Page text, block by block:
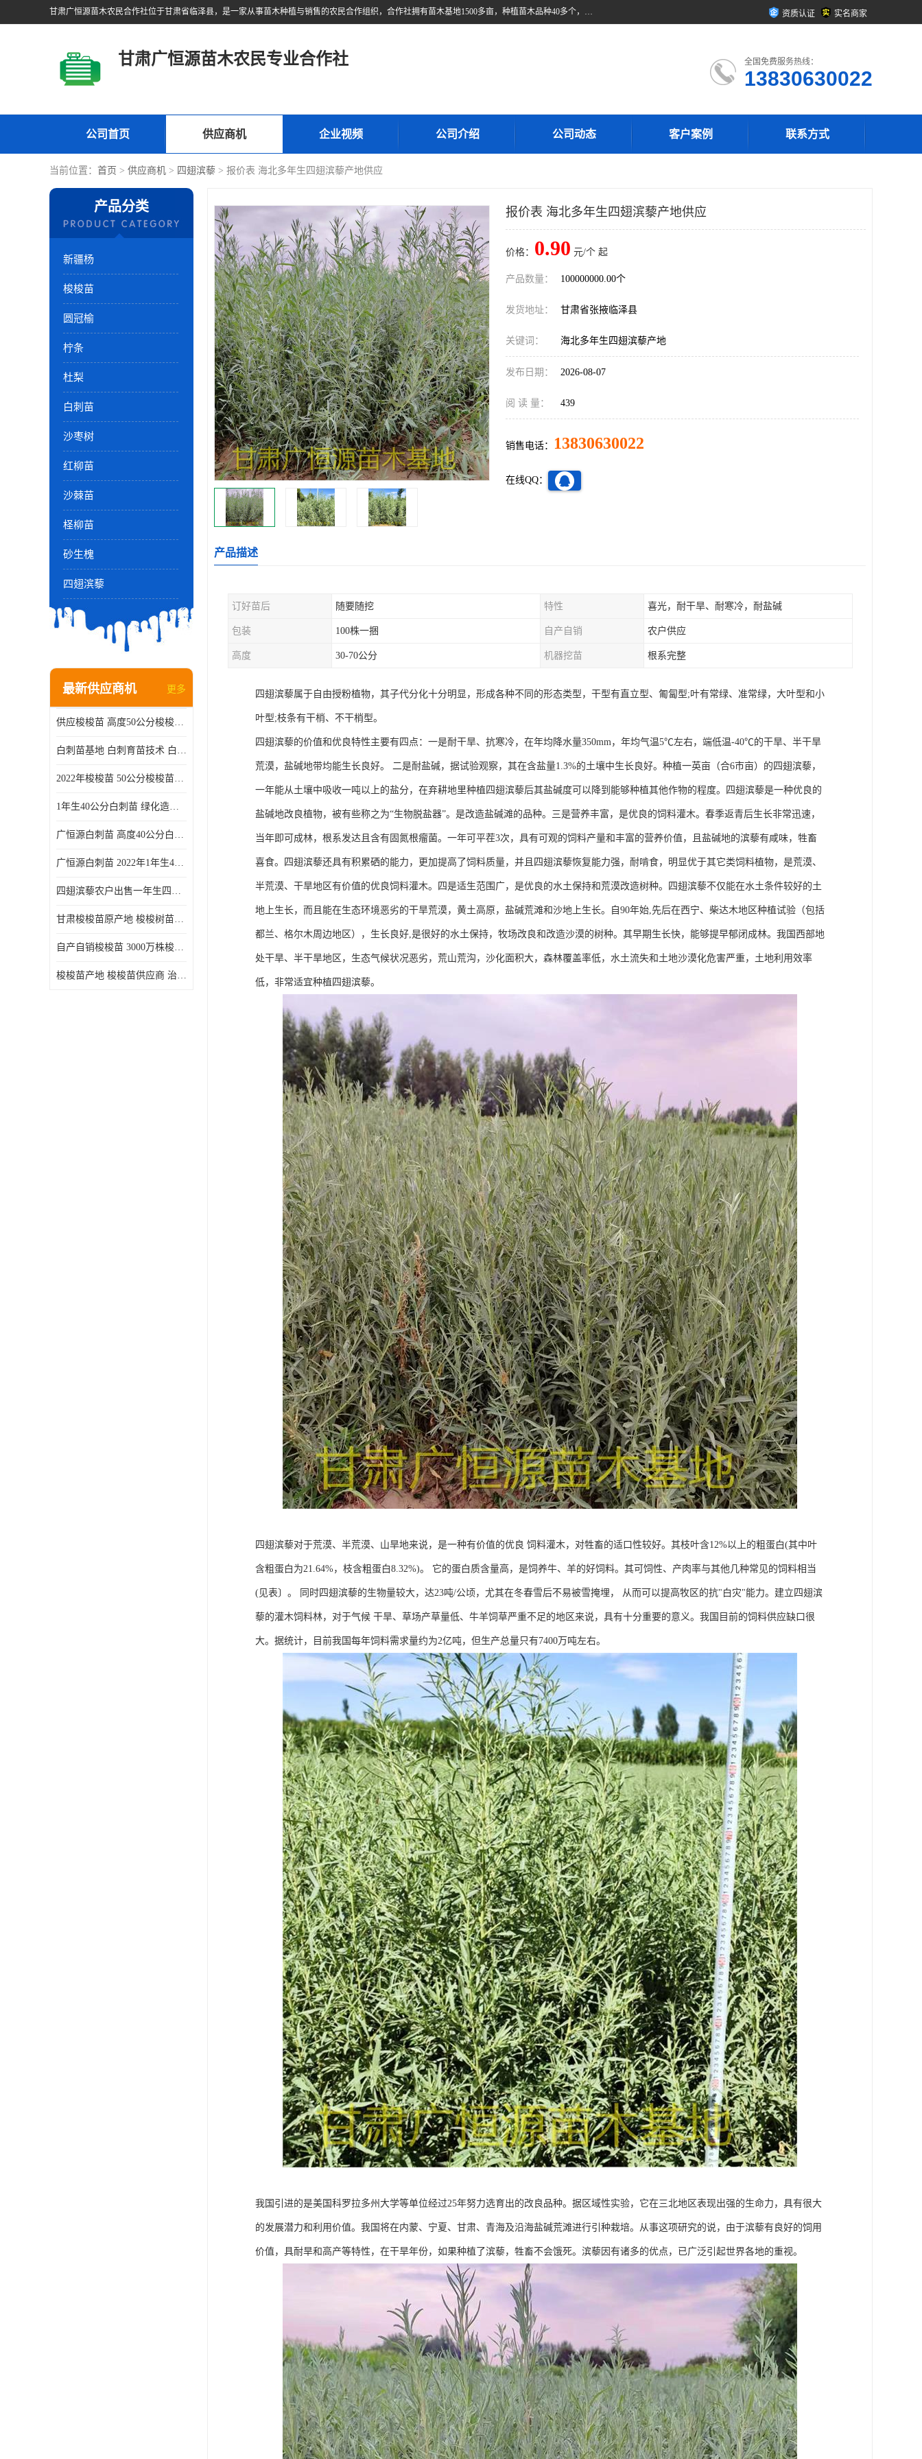
甘肃广恒源苗木农民合作社位于甘肃省临泽县，是一家从事苗木种植与销售的农民合作组织，合作社拥有苗木基地1500多亩，种植苗木品种40多个，年产各类苗木2000多万株。主营：白刺苗、红柳苗、梭梭苗等，我们以“种植一流的苗子，诚信经营”的经营理念，竭诚为每一位客户做优质的服务，欢迎来电咨询！ 资质认证 实名商家
甘肃广恒源苗木农民专业合作社 全国免费服务热线：
13830630022
公司首页 供应商机 企业视频 公司介绍 公司动态 客户案例 联系方式
当前位置： 首页 > 供应商机 > 四翅滨藜 > 报价表 海北多年生四翅滨藜产地供应
产品分类
新疆杨
梭梭苗
圆冠榆
柠条
杜梨
白刺苗
沙枣树
红柳苗
沙棘苗
柽柳苗
砂生槐
四翅滨藜
最新供应商机 更多
供应梭梭苗 高度50公分梭梭种苗基地 一手货源无中介
白刺苗基地 白刺育苗技术 白刺苗产地
2022年梭梭苗 50公分梭梭苗产地 沙漠绿化梭梭苗基地 提供技术
1年生40公分白刺苗 绿化造林白刺树苗
广恒源白刺苗 高度40公分白刺树苗
广恒源白刺苗 2022年1年生40公分白刺树苗
四翅滨藜农户出售一年生四翅滨藜各种规格四翅滨黎产地货源
甘肃梭梭苗原产地 梭梭树苗种植技术 梭梭种苗基地
自产自销梭梭苗 3000万株梭梭种苗供应 办理检疫全国发货
梭梭苗产地 梭梭苗供应商 治沙造林梭梭种苗 自产自销
报价表 海北多年生四翅滨藜产地供应
价格： 0.90 元/个 起
产品数量： 100000000.00个
发货地址： 甘肃省张掖临泽县
关键词： 海北多年生四翅滨藜产地
发布日期： 2026-08-07
阅 读 量： 439
销售电话： 13830630022
在线QQ：
产品描述
订好苗后 随要随挖 特性 喜光，耐干旱、耐寒冷，耐盐碱
包装 100株一捆 自产自销 农户供应
高度 30-70公分 机器挖苗 根系完整
四翅滨藜属于自由授粉植物，其子代分化十分明显，形成各种不同的形态类型，干型有直立型、匍匐型;叶有常绿、准常绿，大叶型和小
叶型;枝条有干梢、不干梢型。
四翅滨藜的价值和优良特性主要有四点：一是耐干旱、抗寒冷，在年均降水量350mm，年均气温5℃左右，端低温-40℃的干旱、半干旱
荒漠，盐碱地带均能生长良好。 二是耐盐碱，据试验观察，其在含盐量1.3%的土壤中生长良好。种植一英亩（合6市亩）的四翅滨藜，
一年能从土壤中吸收一吨以上的盐分，在弃耕地里种植四翅滨藜后其盐碱度可以降到能够种植其他作物的程度。四翅滨藜是一种优良的
盐碱地改良植物，被有些称之为“生物脱盐器”。是改造盐碱滩的品种。三是营养丰富，是优良的饲料灌木。春季返青后生长非常迅速，
当年即可成林，根系发达且含有固氮根瘤菌。一年可平茬3次，具有可观的饲料产量和丰富的营养价值，且盐碱地的滨藜有咸味，牲畜
喜食。四翅滨藜还具有积累硒的能力，更加提高了饲料质量，并且四翅滨藜恢复能力强，耐啃食，明显优于其它类饲料植物，是荒漠、
半荒漠、干旱地区有价值的优良饲料灌木。四是适生范围广，是优良的水土保持和荒漠改造树种。四翅滨藜不仅能在水土条件较好的土
地上生长，而且能在生态环境恶劣的干旱荒漠，黄土高原，盐碱荒滩和沙地上生长。自90年始,先后在西宁、柴达木地区种植试验（包括
都兰、格尔木周边地区），生长良好,是很好的水土保持，牧场改良和改造沙漠的树种。其早期生长快，能够提早郁闭成林。我国西部地
处干旱、半干旱地区，生态气候状况恶劣，荒山荒沟，沙化面积大，森林覆盖率低，水土流失和土地沙漠化危害严重，土地利用效率
低，非常适宜种植四翅滨藜。
四翅滨藜对于荒漠、半荒漠、山旱地来说，是一种有价值的优良 饲料灌木，对牲畜的适口性较好。其枝叶含12%以上的粗蛋白(其中叶
含粗蛋白为21.64%，枝含粗蛋白8.32%)。 它的蛋白质含量高，是饲养牛、羊的好饲料。其可饲性、产肉率与其他几种常见的饲料相当
(见表〕。 同时四翅滨藜的生物量较大，达23吨/公顷，尤其在冬春雪后不易被雪掩埋， 从而可以提高牧区的抗"白灾"能力。建立四翅滨
藜的灌木饲料林，对于气候 干旱、草场产草量低、牛羊饲草严重不足的地区来说，具有十分重要的意义。我国目前的饲料供应缺口很
大。据统计，目前我国每年饲料需求量约为2亿吨，但生产总量只有7400万吨左右。
我国引进的是美国科罗拉多州大学等单位经过25年努力选育出的改良品种。据区域性实验，它在三北地区表现出强的生命力，具有很大
的发展潜力和利用价值。我国将在内蒙、宁夏、甘肃、青海及沿海盐碱荒滩进行引种栽培。从事这项研究的说，由于滨藜有良好的饲用
价值，具耐旱和高产等特性，在干旱年份，如果种植了滨藜，牲畜不会饿死。滨藜因有诸多的优点，已广泛引起世界各地的重视。